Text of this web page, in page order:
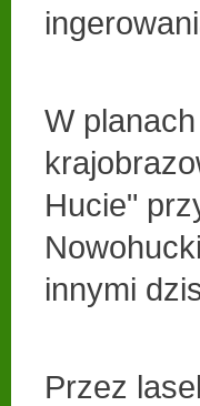
W
Hucie"
innymi
Przez